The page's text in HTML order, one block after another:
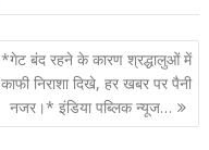
*गेट बंद रहने के कारण श्रद्धालुओं में
काफी निराशा दिखे, हर खबर पर पैनी
नजर।* इंडिया पब्लिक न्यूज…